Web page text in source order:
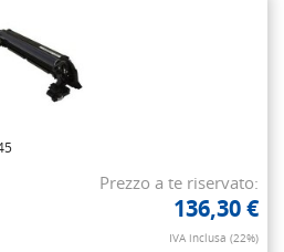
Prezzo a te riservato:
136,30 €
IVA inclusa (22%)